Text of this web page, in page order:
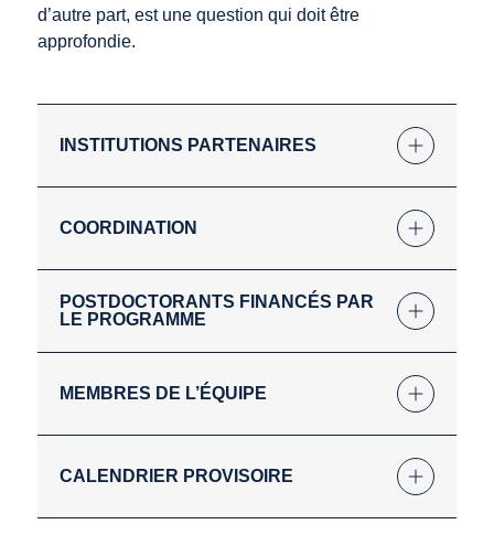
d’autre part, est une question qui doit être
approfondie.
INSTITUTIONS PARTENAIRES
COORDINATION
POSTDOCTORANTS FINANCÉS PAR
LE PROGRAMME
MEMBRES DE L’ÉQUIPE
CALENDRIER PROVISOIRE